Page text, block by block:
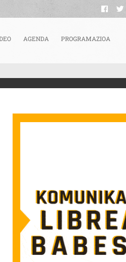
AGENDA PROGRAMAZIOA